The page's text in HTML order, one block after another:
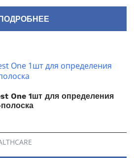
One 1шт для определения